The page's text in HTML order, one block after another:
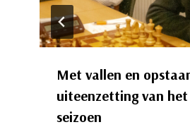
Met vallen en
uiteenzetting van het
seizoen